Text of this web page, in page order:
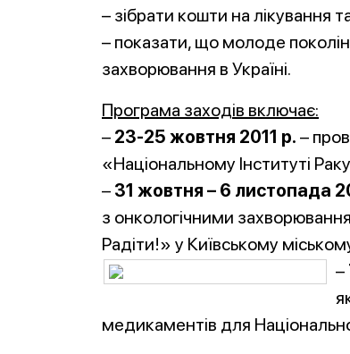
– зібрати кошти на лікування
– показати, що молоде
захворювання в Україні.
Програма заходів включає:
– 23-25 жовтня 2011 р. –
«Національному Інституті
– 31 жовтня – 6 листопада
з онкологічними
Радіти!» у Київському
–
медикаментів для